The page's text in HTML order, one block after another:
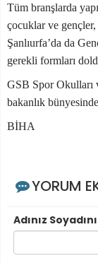
Tüm branşlarda
çocuklar ve
Şanlıurfa’da da
gerekli formları
GSB Spor Okulları
bakanlık
BİHA
YORUM
Adınız